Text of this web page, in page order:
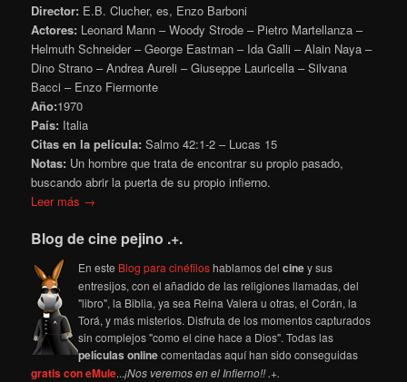
Director: E.B. Clucher, es, Enzo Barboni
Actores: Leonard Mann – Woody Strode – Pietro Martellanza –
Helmuth Schneider – George Eastman – Ida Galli – Alain Naya –
Dino Strano – Andrea Aureli – Giuseppe Lauricella – Silvana
Bacci – Enzo Fiermonte
Año:1970
País: Italia
Citas en la película: Salmo 42:1-2 – Lucas 15
Notas: Un hombre que trata de encontrar su propio pasado,
buscando abrir la puerta de su propio infierno.
Leer más →
Blog de cine pejino .+.
En este Blog para cinéfiloshablamos delciney sus
entresijos, con el añadido de las religiones llamadas, del
"libro", la Biblia, ya sea Reina Valera u otras, el Corán, la
Torá, y más misterios. Disfruta de los momentos capturados
sin complejos "como el cine hace a Dios". Todas las
películas onlinecomentadas aquí han sido conseguidas
gratis con eMule...¡Nos veremos en el Infierno!! .+.